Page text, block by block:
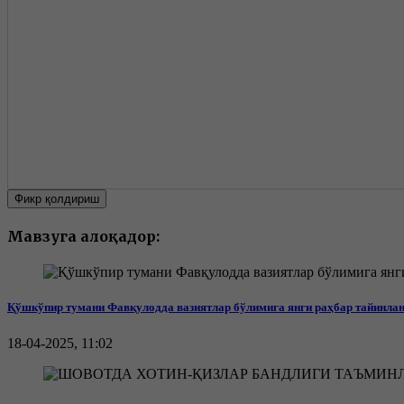
Фикр қолдириш
Мавзуга алоқадор:
Қўшкўпир тумани Фавқулодда вазиятлар бўлимига янги раҳбар
18-04-2025, 11:02